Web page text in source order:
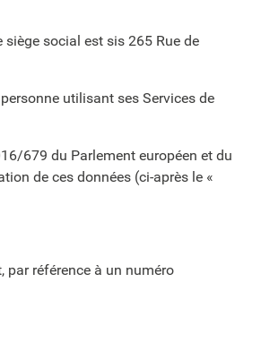
social est sis 265 Rue de
utilisant ses Services de
679 du Parlement européen et du
de ces données (ci-après le «
par référence à un numéro